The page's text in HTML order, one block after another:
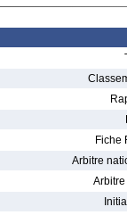
Fiche
Arbitre